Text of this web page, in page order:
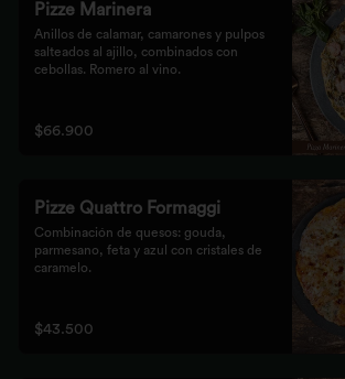
Pizze Marinera
Anillos de calamar, camarones y pulpos
salteados al ajillo, combinados con
cebollas. Romero al vino.
$66.900
Pizze Quattro Formaggi
Combinación de quesos: gouda,
parmesano, feta y azul con cristales de
caramelo.
$43.500